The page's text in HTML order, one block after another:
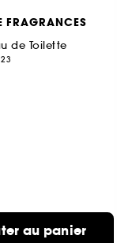
FRAGRANCES
de Toilette
23
au panier